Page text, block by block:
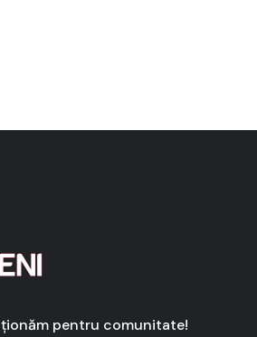
pentru comunitate!